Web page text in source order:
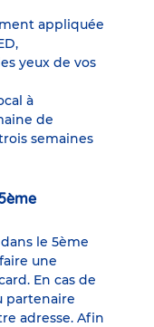
appliquée
yeux de vos
à
de
semaines
le 5ème
une
En cas de
partenaire
adresse. Afin